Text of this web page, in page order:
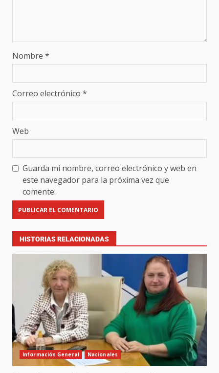
Nombre *
Correo electrónico *
Web
Guarda mi nombre, correo electrónico y web en
este navegador para la próxima vez que
comente.
HISTORIAS RELACIONADAS
Información General Nacionales